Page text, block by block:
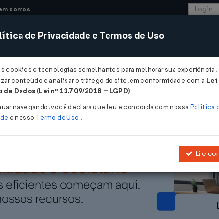
somos
CONSULTORIA SISTEMAS COMÉRCIO
DE SERVIÇOS - Substituição Nota Fiscal Modelos 3 e
DE SERVIÇOS - Substituição
de Privacidade e Termos de Uso
cookies e tecnologias semelhantes para melhorar sua experiência,
conteúdo e analisar o tráfego do site, em conformidade com a Lei
de Dados (Lei nº 13.709/2018 – LGPD).
navegando, você declara que leu e concorda com nossa Política
e nosso Termo de Uso .
Li e